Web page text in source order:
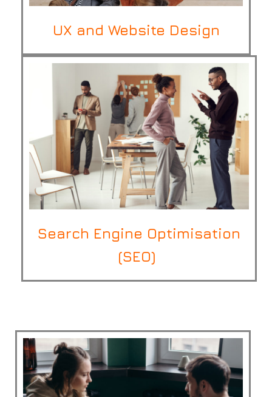
UX and Website Design
Search Engine Optimisation
(SEO)